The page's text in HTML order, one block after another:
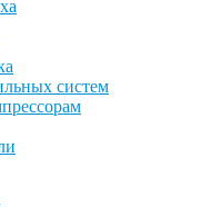
систем